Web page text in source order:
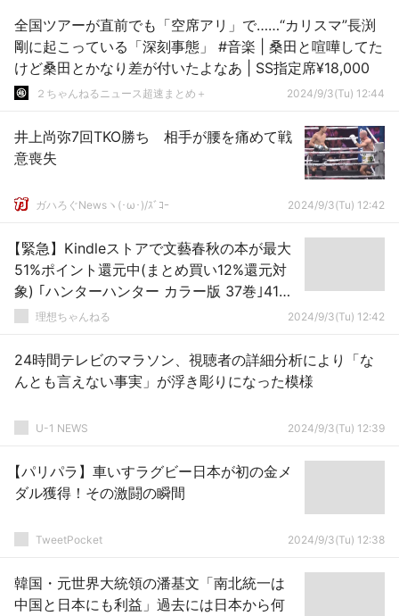
全国ツアーが直前でも「空席アリ」で……“カリスマ”長渕
剛に起こっている「深刻事態」 #音楽 | 桑田と喧嘩してた
けど桑田とかなり差が付いたよなあ | SS指定席¥18,000
２ちゃんねるニュース超速まとめ＋ 2024/9/3(Tu) 12:44
井上尚弥7回TKO勝ち 相手が腰を痛めて戦
意喪失
ガハろぐNewsヽ(･ω･)/ｽﾞｺｰ 2024/9/3(Tu) 12:42
【緊急】Kindleストアで文藝春秋の本が最大
51%ポイント還元中(まとめ買い12%還元対
象) ｢ハンターハンター カラー版 37巻｣41%
ポイント還元も
理想ちゃんねる 2024/9/3(Tu) 12:42
24時間テレビのマラソン、視聴者の詳細分析により「な
んとも言えない事実」が浮き彫りになった模様
U-1 NEWS 2024/9/3(Tu) 12:39
【パリパラ】車いすラグビー日本が初の金メ
ダル獲得！その激闘の瞬間
TweetPocket 2024/9/3(Tu) 12:38
韓国・元世界大統領の潘基文「南北統一は
中国と日本にも利益」過去には日本から何